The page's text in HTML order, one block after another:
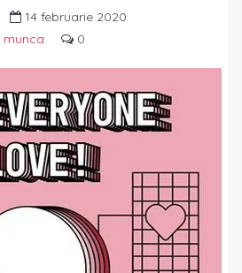
14 februarie 2020
munca
0